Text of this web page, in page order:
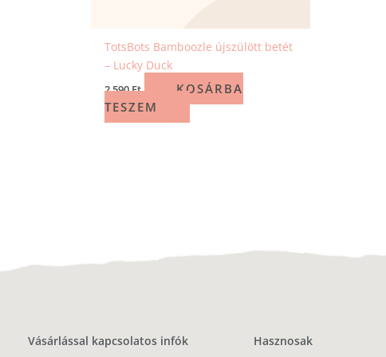
TotsBots Bamboozle újszülött betét
– Lucky Duck
2 590Ft
KOSÁRBA
TESZEM
Vásárlással kapcsolatos infók Hasznosak